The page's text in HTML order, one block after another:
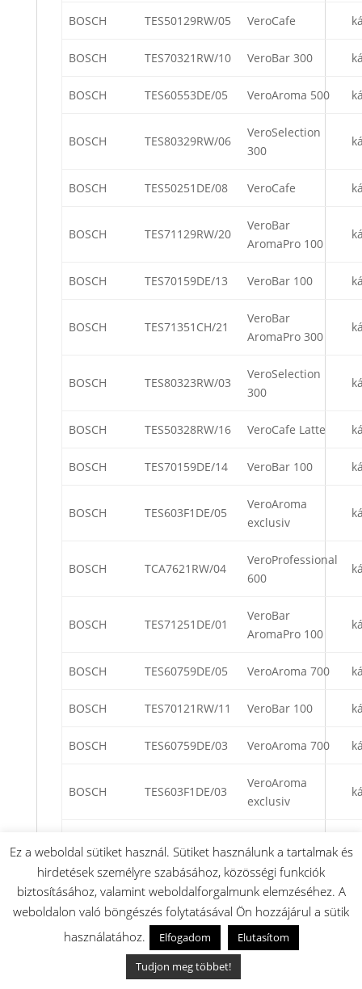
BOSCH TES50129RW/05 VeroCafe
BOSCH TES70321RW/10 VeroBar 300
BOSCH TES60553DE/05 VeroAroma 500
BOSCH TES80329RW/06
VeroSelection
300
BOSCH TES50251DE/08 VeroCafe
BOSCH TES71129RW/20
VeroBar
AromaPro 100
BOSCH TES70159DE/13 VeroBar 100
BOSCH TES71351CH/21
VeroBar
AromaPro 300
BOSCH TES80323RW/03
VeroSelection
300
BOSCH TES50328RW/16 VeroCafe Latte
BOSCH TES70159DE/14 VeroBar 100
BOSCH TES603F1DE/05
VeroAroma
exclusiv
BOSCH TCA7621RW/04
VeroProfessional
600
BOSCH TES71251DE/01
VeroBar
AromaPro 100
BOSCH TES60759DE/05 VeroAroma 700
BOSCH TES70121RW/11 VeroBar 100
BOSCH TES60759DE/03 VeroAroma 700
BOSCH TES603F1DE/03
VeroAroma
exclusiv
BOSCH TES71621RW/23
AromaPro 600
BOSCH TES503F1DE/11
VeroCafe Latte
EXCLUSIV
TES80521RW/08
VeroSelection
Ez a weboldal sütiket használ. Sütiket használunk a tartalmak és
hirdetések személyre szabásához, közösségi funkciók
biztosításához, valamint weboldalforgalmunk elemzéséhez. A
weboldalon való böngészés folytatásával Ön hozzájárul a sütik
használatához.
Elfogadom
Elutasítom
Tudjon meg többet!